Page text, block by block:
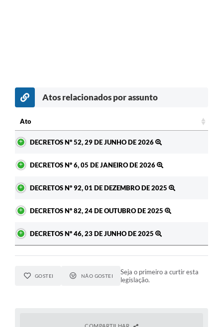
Atos relacionados por assunto
Ato
DECRETOS Nº 52, 29 DE JUNHO DE 2026
DECRETOS Nº 6, 05 DE JANEIRO DE 2026
DECRETOS Nº 92, 01 DE DEZEMBRO DE 2025
DECRETOS Nº 82, 24 DE OUTUBRO DE 2025
DECRETOS Nº 46, 23 DE JUNHO DE 2025
GOSTEI NÃO GOSTEI
Seja o primeiro a curtir esta
legislação.